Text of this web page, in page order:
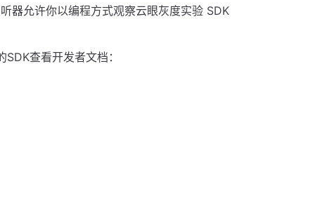
器允许你以编程方式观察云眼灰度实验 SDK
查看开发者文档：